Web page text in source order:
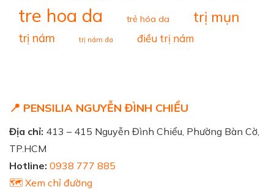
tre hoa da trẻ hóa da trị mụn
trị nám trị nám da điều trị nám
📍 PENSILIA NGUYỄN ĐÌNH CHIỂU
Địa chỉ: 413 – 415 Nguyễn Đình Chiểu, Phường Bàn Cờ,
TP.HCM
Hotline: 0938 777 885
🗺️ Xem chỉ đường